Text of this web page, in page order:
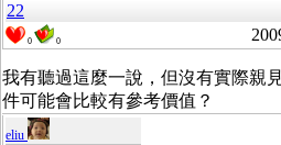
22
0 0
我有聽過這麼一說，但沒有實際親
件可能會比較有參考價值？
eliu